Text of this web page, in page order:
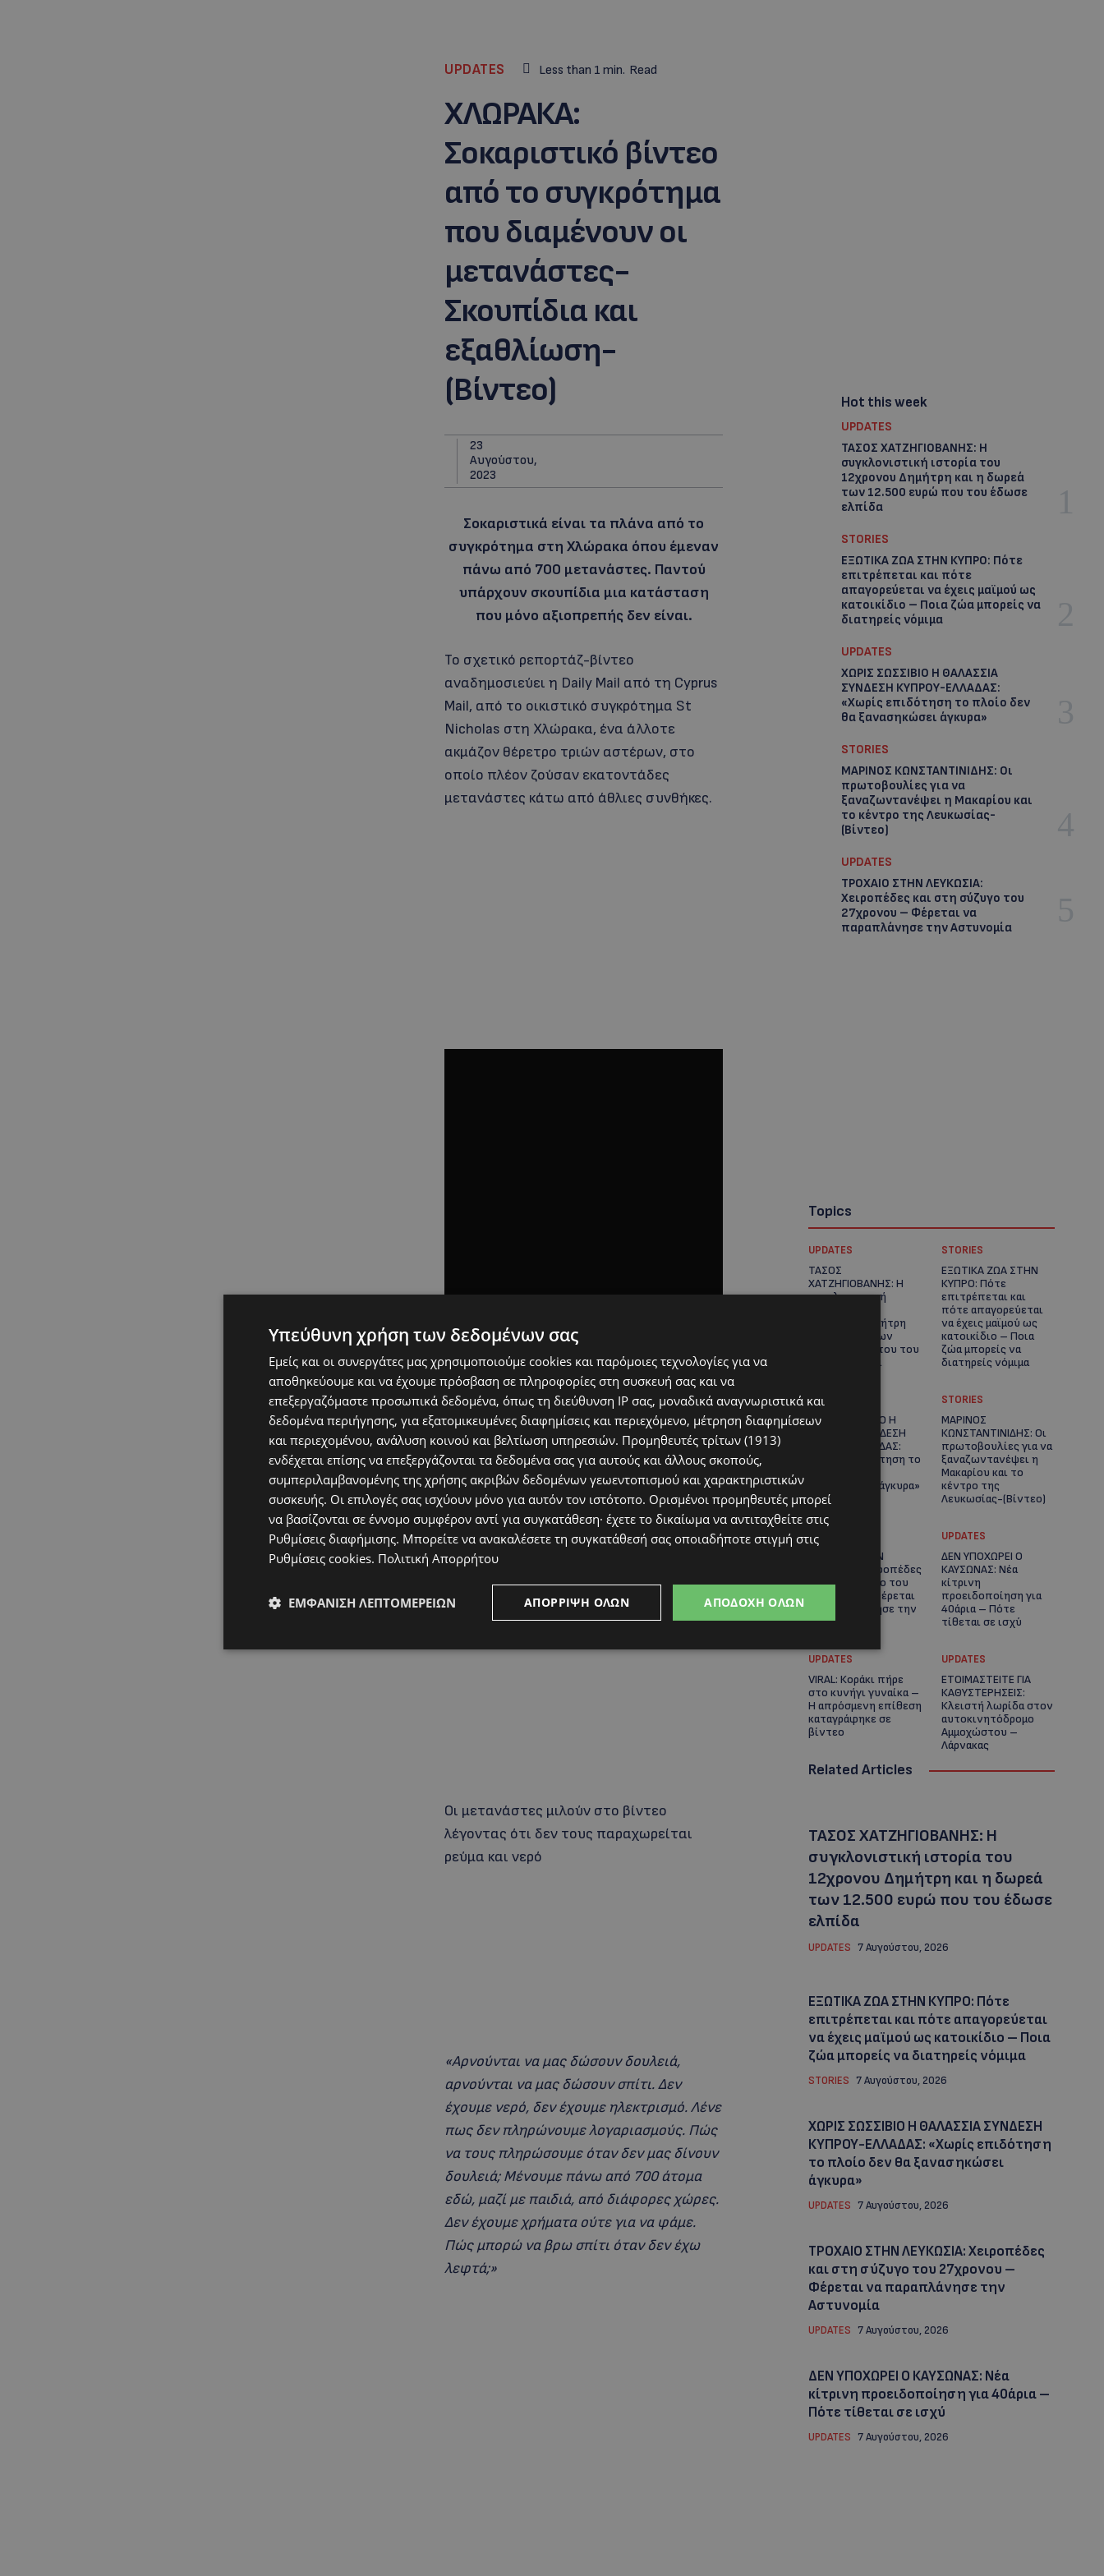
UPDATES Less than 1 min. Read
ΧΛΩΡΑΚΑ:
Σοκαριστικό βίντεο
από το συγκρότημα
που διαμένουν οι
μετανάστες-
Σκουπίδια και
εξαθλίωση-
(Βίντεο)
23
Αυγούστου,
2023
Σοκαριστικά είναι τα πλάνα από το
συγκρότημα στη Χλώρακα όπου έμεναν
πάνω από 700 μετανάστες. Παντού
υπάρχουν σκουπίδια μια κατάσταση
που μόνο αξιοπρεπής δεν είναι.
Το σχετικό ρεπορτάζ-βίντεο
αναδημοσιεύει η Daily Mail από τη Cyprus
Mail, από το οικιστικό συγκρότημα St
Nicholas στη Χλώρακα, ένα άλλοτε
ακμάζον θέρετρο τριών αστέρων, στο
οποίο πλέον ζούσαν εκατοντάδες
μετανάστες κάτω από άθλιες συνθήκες.
Το εν λόγω δημοσίευμα, βλέπει της φως
της δημοσιότητας λίγο μετά την
απόφαση της κυβέρνησης να
μετακινηθούν οι αιτητές ασύλου στο
Κέντρο Φιλοξενίας Κοφίνου και με τους
νόμιμους να έχουν δύο εβδομάδες διορία
για να βρουν στέγη.
Οι μετανάστες μιλούν στο βίντεο
λέγοντας ότι δεν τους παραχωρείται
ρεύμα και νερό
«Αρνούνται να μας δώσουν δουλειά,
αρνούνται να μας δώσουν σπίτι. Δεν
έχουμε νερό, δεν έχουμε ηλεκτρισμό. Λένε
πως δεν πληρώνουμε λογαριασμούς. Πώς
να τους πληρώσουμε όταν δεν μας δίνουν
δουλειά; Μένουμε πάνω από 700 άτομα
εδώ, μαζί με παιδιά, από διάφορες χώρες.
Δεν έχουμε χρήματα ούτε για να φάμε.
Πώς μπορώ να βρω σπίτι όταν δεν έχω
λεφτά;»
Hot this week
UPDATES
ΤΑΣΟΣ ΧΑΤΖΗΓΙΟΒΑΝΗΣ: Η
συγκλονιστική ιστορία του
12χρονου Δημήτρη και η δωρεά
των 12.500 ευρώ που του έδωσε
ελπίδα
STORIES
ΕΞΩΤΙΚΑ ΖΩΑ ΣΤΗΝ ΚΥΠΡΟ: Πότε
επιτρέπεται και πότε
απαγορεύεται να έχεις μαϊμού ως
κατοικίδιο – Ποια ζώα μπορείς να
διατηρείς νόμιμα
UPDATES
ΧΩΡΙΣ ΣΩΣΣΙΒΙΟ Η ΘΑΛΑΣΣΙΑ
ΣΥΝΔΕΣΗ ΚΥΠΡΟΥ-ΕΛΛΑΔΑΣ:
«Χωρίς επιδότηση το πλοίο δεν
θα ξανασηκώσει άγκυρα»
STORIES
ΜΑΡΙΝΟΣ ΚΩΝΣΤΑΝΤΙΝΙΔΗΣ: Οι
πρωτοβουλίες για να
ξαναζωντανέψει η Μακαρίου και
το κέντρο της Λευκωσίας-
(Βίντεο)
UPDATES
ΤΡΟΧΑΙΟ ΣΤΗΝ ΛΕΥΚΩΣΙΑ:
Χειροπέδες και στη σύζυγο του
27χρονου – Φέρεται να
παραπλάνησε την Αστυνομία
Topics
UPDATES
ΤΑΣΟΣ
ΧΑΤΖΗΓΙΟΒΑΝΗΣ: Η
συγκλονιστική
12χρονου Δημήτρη
και η δωρεά των
12.500 ευρώ που του
έδωσε ελπίδα
STORIES
ΕΞΩΤΙΚΑ ΖΩΑ ΣΤΗΝ
ΚΥΠΡΟ: Πότε
επιτρέπεται και
πότε απαγορεύεται
να έχεις μαϊμού ως
κατοικίδιο – Ποια
ζώα μπορείς να
διατηρείς νόμιμα
UPDATES
ΧΩΡΙΣ ΣΩΣΣΙΒΙΟ Η
ΘΑΛΑΣΣΙΑ ΣΥΝΔΕΣΗ
ΚΥΠΡΟΥ-ΕΛΛΑΔΑΣ:
«Χωρίς επιδότηση το
ξανασηκώσει άγκυρα»
STORIES
ΜΑΡΙΝΟΣ
ΚΩΝΣΤΑΝΤΙΝΙΔΗΣ: Οι
πρωτοβουλίες για να
ξαναζωντανέψει η
Μακαρίου και το
κέντρο της
Λευκωσίας-(Βίντεο)
UPDATES
ΤΡΟΧΑΙΟ ΣΤΗΝ
ΛΕΥΚΩΣΙΑ: Χειροπέδες
και στη σύζυγο του
27χρονου – Φέρεται
να παραπλάνησε την
Αστυνομία
UPDATES
ΔΕΝ ΥΠΟΧΩΡΕΙ Ο
ΚΑΥΣΩΝΑΣ: Νέα
κίτρινη
προειδοποίηση για
40άρια – Πότε
τίθεται σε ισχύ
UPDATES
VIRAL: Κοράκι πήρε
στο κυνήγι γυναίκα –
Η απρόσμενη επίθεση
καταγράφηκε σε
βίντεο
UPDATES
ΕΤΟΙΜΑΣΤΕΙΤΕ ΓΙΑ
ΚΑΘΥΣΤΕΡΗΣΕΙΣ:
Κλειστή λωρίδα στον
αυτοκινητόδρομο
Αμμοχώστου –
Λάρνακας
Related Articles
ΤΑΣΟΣ ΧΑΤΖΗΓΙΟΒΑΝΗΣ: Η
συγκλονιστική ιστορία του
12χρονου Δημήτρη και η δωρεά
των 12.500 ευρώ που του έδωσε
ελπίδα
UPDATES 7 Αυγούστου, 2026
ΕΞΩΤΙΚΑ ΖΩΑ ΣΤΗΝ ΚΥΠΡΟ: Πότε
επιτρέπεται και πότε απαγορεύεται
να έχεις μαϊμού ως κατοικίδιο – Ποια
ζώα μπορείς να διατηρείς νόμιμα
STORIES 7 Αυγούστου, 2026
ΧΩΡΙΣ ΣΩΣΣΙΒΙΟ Η ΘΑΛΑΣΣΙΑ ΣΥΝΔΕΣΗ
ΚΥΠΡΟΥ-ΕΛΛΑΔΑΣ: «Χωρίς επιδότηση
το πλοίο δεν θα ξανασηκώσει
άγκυρα»
UPDATES 7 Αυγούστου, 2026
ΤΡΟΧΑΙΟ ΣΤΗΝ ΛΕΥΚΩΣΙΑ: Χειροπέδες
και στη σύζυγο του 27χρονου –
Φέρεται να παραπλάνησε την
Αστυνομία
UPDATES 7 Αυγούστου, 2026
ΔΕΝ ΥΠΟΧΩΡΕΙ Ο ΚΑΥΣΩΝΑΣ: Νέα
κίτρινη προειδοποίηση για 40άρια –
Πότε τίθεται σε ισχύ
UPDATES 7 Αυγούστου, 2026
Υπεύθυνη χρήση των δεδομένων σας
Εμείς και οι συνεργάτες μας χρησιμοποιούμε cookies και παρόμοιες τεχνολογίες για να
αποθηκεύουμε και να έχουμε πρόσβαση σε πληροφορίες στη συσκευή σας και να
επεξεργαζόμαστε προσωπικά δεδομένα, όπως τη διεύθυνση IP σας, μοναδικά αναγνωριστικά και
δεδομένα περιήγησης, για εξατομικευμένες διαφημίσεις και περιεχόμενο, μέτρηση διαφημίσεων
και περιεχομένου, ανάλυση κοινού και βελτίωση υπηρεσιών. Προμηθευτές τρίτων (1913)
ενδέχεται επίσης να επεξεργάζονται τα δεδομένα σας για αυτούς και άλλους σκοπούς,
συμπεριλαμβανομένης της χρήσης ακριβών δεδομένων γεωεντοπισμού και χαρακτηριστικών
συσκευής. Οι επιλογές σας ισχύουν μόνο για αυτόν τον ιστότοπο. Ορισμένοι προμηθευτές μπορεί
να βασίζονται σε έννομο συμφέρον αντί για συγκατάθεση· έχετε το δικαίωμα να αντιταχθείτε στις
Ρυθμίσεις διαφήμισης. Μπορείτε να ανακαλέσετε τη συγκατάθεσή σας οποιαδήποτε στιγμή στις
Ρυθμίσεις cookies. Πολιτική Απορρήτου
ΑΠΟΔΟΧΉ ΌΛΩΝ
ΑΠΌΡΡΙΨΗ ΌΛΩΝ
ΕΜΦΆΝΙΣΗ ΛΕΠΤΟΜΕΡΕΙΏΝ